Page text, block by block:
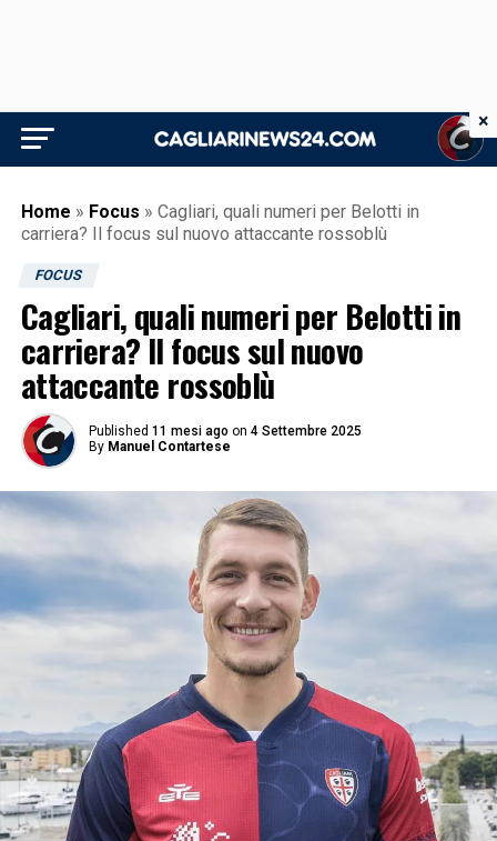
Home » Focus » Cagliari, quali numeri per Belotti in
carriera? Il focus sul nuovo attaccante rossoblù
FOCUS
Cagliari, quali numeri per Belotti in
carriera? Il focus sul nuovo
attaccante rossoblù
Published 11 mesi ago on 4 Settembre 2025
By Manuel Contartese
×